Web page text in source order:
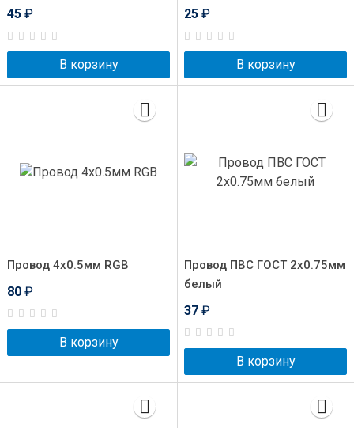
45 ₽
В корзину
25 ₽
В корзину
Провод 4x0.5мм RGB
80 ₽
В корзину
Провод ПВС ГОСТ 2x0.75мм
белый
37 ₽
В корзину